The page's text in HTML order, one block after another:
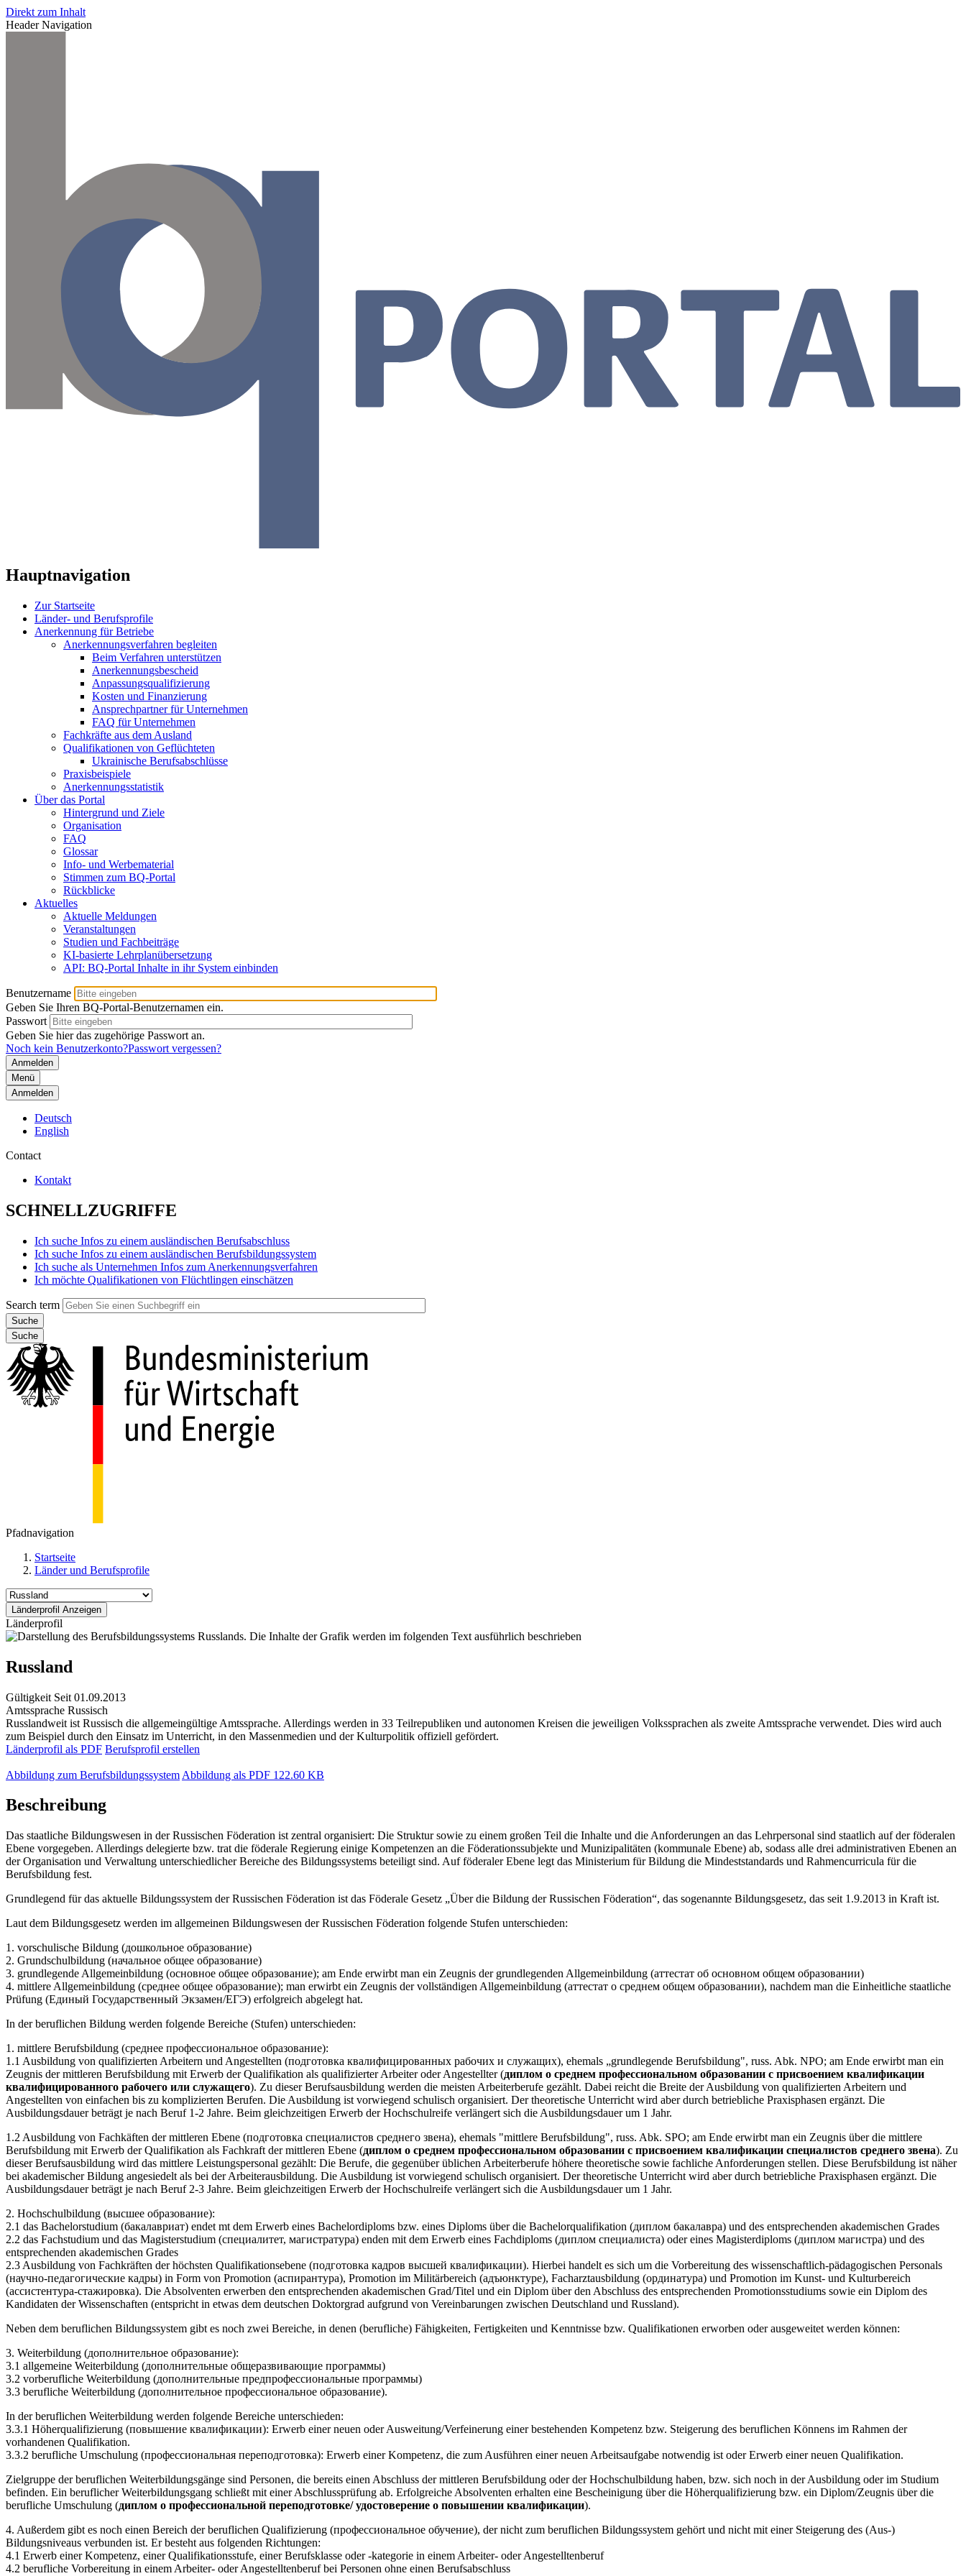
Direkt zum Inhalt
Header Navigation
Hauptnavigation
Zur Startseite
Länder- und Berufsprofile
Anerkennung für Betriebe
Anerkennungsverfahren begleiten
Beim Verfahren unterstützen
Anerkennungsbescheid
Anpassungsqualifizierung
Kosten und Finanzierung
Ansprechpartner für Unternehmen
FAQ für Unternehmen
Fachkräfte aus dem Ausland
Qualifikationen von Geflüchteten
Ukrainische Berufsabschlüsse
Praxisbeispiele
Anerkennungsstatistik
Über das Portal
Hintergrund und Ziele
Organisation
FAQ
Glossar
Info- und Werbematerial
Stimmen zum BQ-Portal
Rückblicke
Aktuelles
Aktuelle Meldungen
Veranstaltungen
Studien und Fachbeiträge
KI-basierte Lehrplanübersetzung
API: BQ-Portal Inhalte in ihr System einbinden
Benutzername
Geben Sie Ihren BQ-Portal-Benutzernamen ein.
Passwort
Geben Sie hier das zugehörige Passwort an.
Noch kein Benutzerkonto?Passwort vergessen?
Menü
Anmelden
Deutsch
English
Contact
Kontakt
SCHNELLZUGRIFFE
Ich suche Infos zu einem ausländischen Berufsabschluss
Ich suche Infos zu einem ausländischen Berufsbildungssystem
Ich suche als Unternehmen Infos zum Anerkennungsverfahren
Ich möchte Qualifikationen von Flüchtlingen einschätzen
Search term
Suche
Pfadnavigation
Startseite
Länder und Berufsprofile
Länderprofil
Russland
Gültigkeit Seit 01.09.2013
Amtssprache Russisch
Russlandweit ist Russisch die allgemeingültige Amtssprache. Allerdings werden in 33 Teilrepubliken und autonomen Kreisen die jeweiligen Volkssprachen als zweite Amtssprache verwendet. Dies wird auch
zum Beispiel durch den Einsatz im Unterricht, in den Massenmedien und der Kulturpolitik offiziell gefördert.
Länderprofil als PDF Berufsprofil erstellen
Abbildung zum Berufsbildungssystem Abbildung als PDF 122.60 KB
Beschreibung
Das staatliche Bildungswesen in der Russischen Föderation ist zentral organisiert: Die Struktur sowie zu einem großen Teil die Inhalte und die Anforderungen an das Lehrpersonal sind staatlich auf der föderalen
Ebene vorgegeben. Allerdings delegierte bzw. trat die föderale Regierung einige Kompetenzen an die Föderationssubjekte und Munizipalitäten (kommunale Ebene) ab, sodass alle drei administrativen Ebenen an
der Organisation und Verwaltung unterschiedlicher Bereiche des Bildungssystems beteiligt sind. Auf föderaler Ebene legt das Ministerium für Bildung die Mindeststandards und Rahmencurricula für die
Berufsbildung fest.
Grundlegend für das aktuelle Bildungssystem der Russischen Föderation ist das Föderale Gesetz „Über die Bildung der Russischen Föderation“, das sogenannte Bildungsgesetz, das seit 1.9.2013 in Kraft ist.
Laut dem Bildungsgesetz werden im allgemeinen Bildungswesen der Russischen Föderation folgende Stufen unterschieden:
1. vorschulische Bildung (дошкольное образование)
2. Grundschulbildung (начальное общее образование)
3. grundlegende Allgemeinbildung (основное общее образование); am Ende erwirbt man ein Zeugnis der grundlegenden Allgemeinbildung (аттестат об основном общем образовании)
4. mittlere Allgemeinbildung (среднее общее образование); man erwirbt ein Zeugnis der vollständigen Allgemeinbildung (аттестат о среднем общем образовании), nachdem man die Einheitliche staatliche
Prüfung (Единый Государственный Экзамен/ЕГЭ) erfolgreich abgelegt hat.
In der beruflichen Bildung werden folgende Bereiche (Stufen) unterschieden:
1. mittlere Berufsbildung (среднее профессиональное образование):
1.1 Ausbildung von qualifizierten Arbeitern und Angestellten (подготовка квалифицированных рабочих и служащих), ehemals „grundlegende Berufsbildung", russ. Abk. NPO; am Ende erwirbt man ein
Zeugnis der mittleren Berufsbildung mit Erwerb der Qualifikation als qualifizierter Arbeiter oder Angestellter (диплом о среднем профессиональном образовании с присвоением квалификации
квалифицированного рабочего или служащего). Zu dieser Berufsausbildung werden die meisten Arbeiterberufe gezählt. Dabei reicht die Breite der Ausbildung von qualifizierten Arbeitern und
Angestellten von einfachen bis zu komplizierten Berufen. Die Ausbildung ist vorwiegend schulisch organisiert. Der theoretische Unterricht wird aber durch betriebliche Praxisphasen ergänzt. Die
Ausbildungsdauer beträgt je nach Beruf 1-2 Jahre. Beim gleichzeitigen Erwerb der Hochschulreife verlängert sich die Ausbildungsdauer um 1 Jahr.
1.2 Ausbildung von Fachkäften der mittleren Ebene (подготовка специалистов среднего звена), ehemals "mittlere Berufsbildung", russ. Abk. SPO; am Ende erwirbt man ein Zeugnis über die mittlere
Berufsbildung mit Erwerb der Qualifikation als Fachkraft der mittleren Ebene (диплом о среднем профессиональном образовании с присвоением квалификации специалистов среднего звена). Zu
dieser Berufsausbildung wird das mittlere Leistungspersonal gezählt: Die Berufe, die gegenüber üblichen Arbeiterberufe höhere theoretische sowie fachliche Anforderungen stellen. Diese Berufsbildung ist näher
bei akademischer Bildung angesiedelt als bei der Arbeiterausbildung. Die Ausbildung ist vorwiegend schulisch organisiert. Der theoretische Unterricht wird aber durch betriebliche Praxisphasen ergänzt. Die
Ausbildungsdauer beträgt je nach Beruf 2-3 Jahre. Beim gleichzeitigen Erwerb der Hochschulreife verlängert sich die Ausbildungsdauer um 1 Jahr.
2. Hochschulbildung (высшее образование):
2.1 das Bachelorstudium (бакалавриат) endet mt dem Erwerb eines Bachelordiploms bzw. eines Diploms über die Bachelorqualifikation (диплом бакалавра) und des entsprechenden akademischen Grades
2.2 das Fachstudium und das Magisterstudium (специалитет, магистратура) enden mit dem Erwerb eines Fachdiploms (диплом специалиста) oder eines Magisterdiploms (диплом магистра) und des
entsprechenden akademischen Grades
2.3 Ausbildung von Fachkräften der höchsten Qualifikationsebene (подготовка кадров высшей квалификации). Hierbei handelt es sich um die Vorbereitung des wissenschaftlich-pädagogischen Personals
(научно-педагогические кадры) in Form von Promotion (аспирантура), Promotion im Militärbereich (адъюнктуре), Facharztausbildung (ординатура) und Promotion im Kunst- und Kulturbereich
(ассистентура-стажировка). Die Absolventen erwerben den entsprechenden akademischen Grad/Titel und ein Diplom über den Abschluss des entsprechenden Promotionsstudiums sowie ein Diplom des
Kandidaten der Wissenschaften (entspricht in etwas dem deutschen Doktorgrad aufgrund von Vereinbarungen zwischen Deutschland und Russland).
Neben dem beruflichen Bildungssystem gibt es noch zwei Bereiche, in denen (berufliche) Fähigkeiten, Fertigkeiten und Kenntnisse bzw. Qualifikationen erworben oder ausgeweitet werden können:
3. Weiterbildung (дополнительное образование):
3.1 allgemeine Weiterbildung (дополнительные общеразвивающие программы)
3.2 vorberufliche Weiterbildung (дополнительные предпрофессиональные программы)
3.3 berufliche Weiterbildung (дополнительное профессиональное образование).
In der beruflichen Weiterbildung werden folgende Bereiche unterschieden:
3.3.1 Höherqualifizierung (повышение квалификации): Erwerb einer neuen oder Ausweitung/Verfeinerung einer bestehenden Kompetenz bzw. Steigerung des beruflichen Könnens im Rahmen der
vorhandenen Qualifikation.
3.3.2 berufliche Umschulung (профессиональная переподготовка): Erwerb einer Kompetenz, die zum Ausführen einer neuen Arbeitsaufgabe notwendig ist oder Erwerb einer neuen Qualifikation.
Zielgruppe der beruflichen Weiterbildungsgänge sind Personen, die bereits einen Abschluss der mittleren Berufsbildung oder der Hochschulbildung haben, bzw. sich noch in der Ausbildung oder im Studium
befinden. Ein beruflicher Weiterbildungsgang schließt mit einer Abschlussprüfung ab. Erfolgreiche Absolventen erhalten eine Bescheinigung über die Höherqualifizierung bzw. ein Diplom/Zeugnis über die
berufliche Umschulung (диплом о профессиональной переподготовке/ удостоверение о повышении квалификации).
4. Außerdem gibt es noch einen Bereich der beruflichen Qualifizierung (профессиональное обучение), der nicht zum beruflichen Bildungssystem gehört und nicht mit einer Steigerung des (Aus-)
Bildungsniveaus verbunden ist. Er besteht aus folgenden Richtungen:
4.1 Erwerb einer Kompetenz, einer Qualifikationsstufe, einer Berufsklasse oder -kategorie in einem Arbeiter- oder Angestelltenberuf
4.2 berufliche Vorbereitung in einem Arbeiter- oder Angestelltenberuf bei Personen ohne einen Berufsabschluss